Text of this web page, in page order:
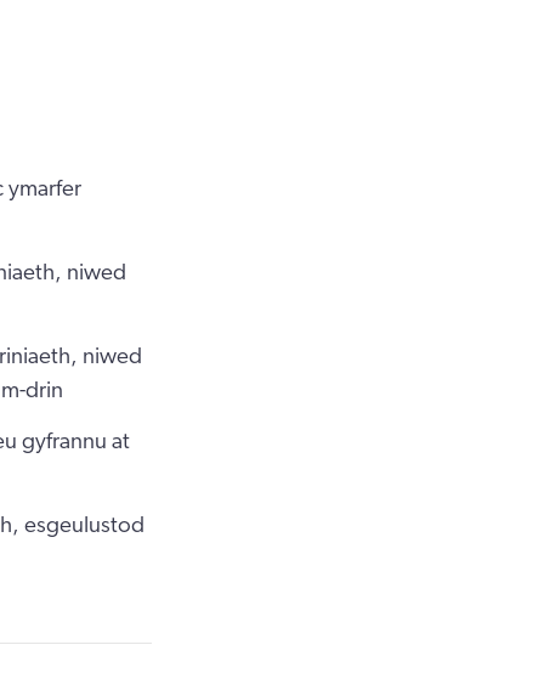
ymarfer
niwed
niwed
drin
gyfrannu at
esgeulustod